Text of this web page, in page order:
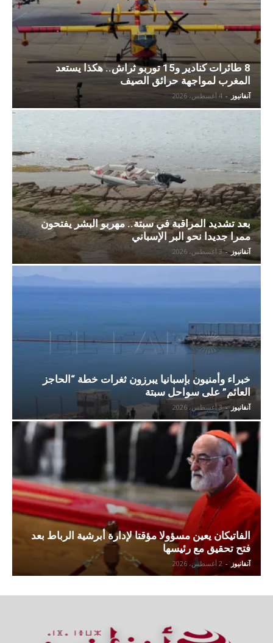
8 طائرات كنادير و15 توربو ثراش.. هكذا يستعد
المغرب لمواجهة حرائق الصيف
آنفانيوز - 4 أغسطس، 2026
بعد تشديد المراقبة في سبتة.. مهربو البشر يفتحون
ممرا جديدا نحو البر الإسباني
آنفانيوز - 3 أغسطس، 2026
خبراء وأمنيون بإسبانيا يبرزون ثغرات خطة “الحاجز
العائم” على سواحل سبتة
آنفانيوز - 3 أغسطس، 2026
الفاتيكان يعين مسؤولا مؤقتا لإدارة أبرشية الرباط بعد
فتح تحقيق مع رئيسها
آنفانيوز - 2 أغسطس، 2026